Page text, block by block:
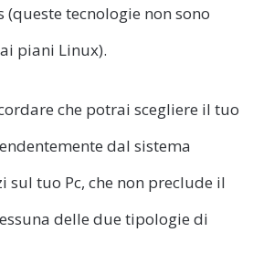
tecnologie non sono
piani Linux).
che potrai scegliere il tuo
dal sistema
sul tuo Pc, che non preclude il
delle due tipologie di